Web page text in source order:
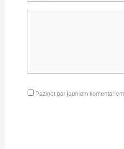
Paziņot par jauniem komentāriem